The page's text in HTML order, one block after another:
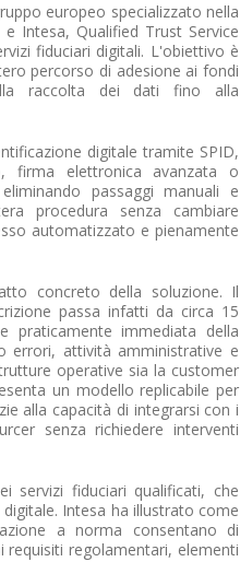
europeo specializzato nella
Intesa, Qualified Trust Service
fiduciari digitali. L'obiettivo è
percorso di adesione ai fondi
raccolta dei dati fino alla
digitale tramite SPID,
firma elettronica avanzata o
passaggi manuali e
procedura senza cambiare
automatizzato e pienamente
concreto della soluzione. Il
passa infatti da circa 15
praticamente immediata della
errori, attività amministrative e
operative sia la customer
un modello replicabile per
alla capacità di integrarsi con i
senza richiedere interventi
servizi fiduciari qualificati, che
Intesa ha illustrato come
a norma consentano di
requisiti regolamentari, elementi